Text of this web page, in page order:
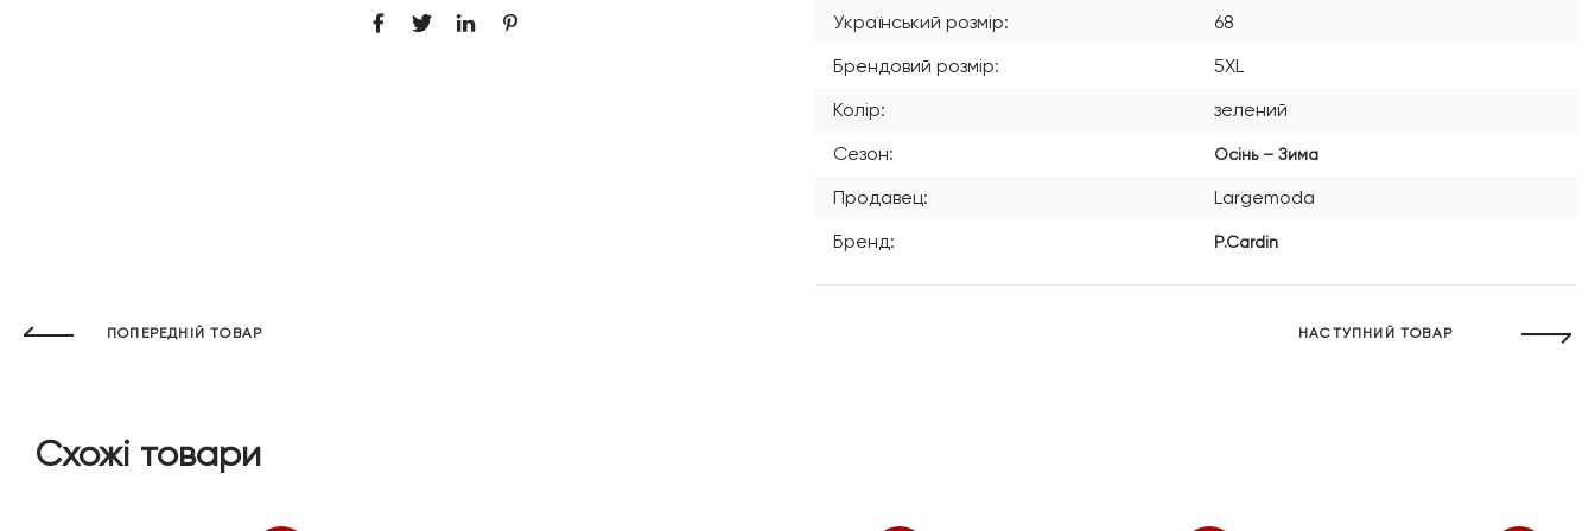
Український розмір:
68
Брендовий розмір:
5XL
Колір:
зелений
Сезон:
Осінь – Зима
Продавец:
Largemoda
Бренд:
P.Cardin
ПОПЕРЕДНІЙ ТОВАР НАСТУПНИЙ ТОВАР
Схожі товари